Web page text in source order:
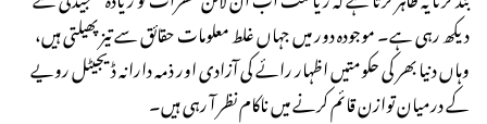
دیکھ رہی ہے۔ موجودہ دور میں جہاں غلط معلومات حقائق سے تیز پھیلتی ہیں،
وہاں دنیا بھر کی حکومتیں اظہار رائے کی آزادی اور ذمہ دارانہ ڈیجیٹل رویے
کے درمیان توازن قائم کرنے میں ناکام نظر آ رہی ہیں۔